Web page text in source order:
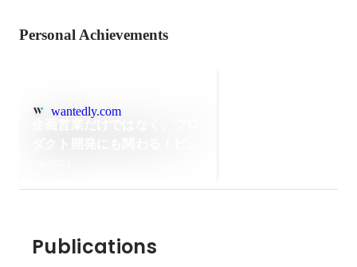
Personal Achievements
wantedly.com
Publications